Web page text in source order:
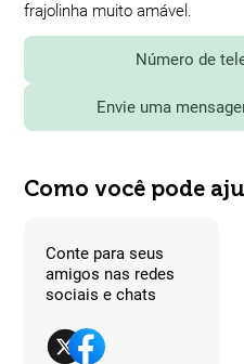
frajolinha muito amável.
Número de
Envie uma
Como você pode
Conte para seus
amigos nas redes
sociais e chats